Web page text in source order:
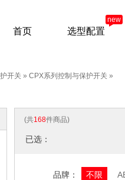
首页 选型配置
new
开关 » CPX系列控制与保护开关 »
(共168件商品)
已选：
品牌： 不限